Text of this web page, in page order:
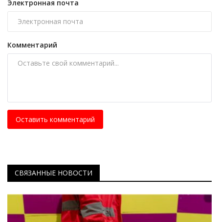
Электронная почта
Комментарий
Оставить комментарий
СВЯЗАННЫЕ НОВОСТИ